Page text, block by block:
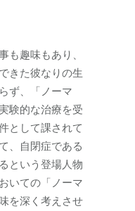
も趣味もあり、
きた彼なりの生
ず、「ノーマ
験的な治療を受
として課されて
、自閉症である
という登場人物
いての「ノーマ
を深く考えさせ